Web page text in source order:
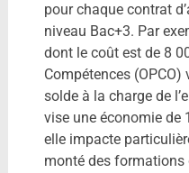
pour chaque contrat
niveau Bac+3. Par
dont le coût est de 8
Compétences
solde à la charge de
vise une économie de
elle impacte
monté des formations